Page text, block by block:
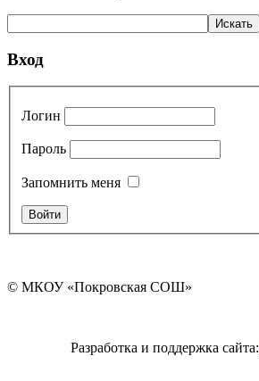
Вход
Логин
Пароль
Запомнить меня
© МКОУ «Покровская СОШ»
Разработка и поддержка сайта: